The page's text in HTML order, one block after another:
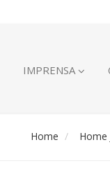
IMPRENSA
Home Home